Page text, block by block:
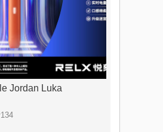
Jordan Luka